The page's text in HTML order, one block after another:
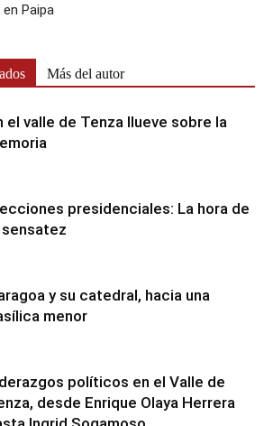
Paipa
Más del autor
el valle de Tenza llueve sobre la
presidenciales: La hora de
sensatez
y su catedral, hacia una
menor
políticos en el Valle de
desde Enrique Olaya Herrera